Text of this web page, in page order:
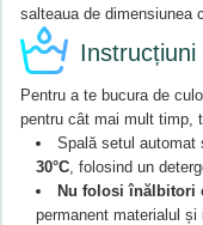
salteaua de dimensiunea
Pentru a te bucura de
pentru cât mai mult timp,
Spală setul automat
30°C , folosind un
Nu folosi înălbitori
permanent materialul și